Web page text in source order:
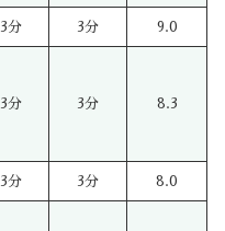
3分 3分 9.0
3分 3分 8.3
3分 3分 8.0